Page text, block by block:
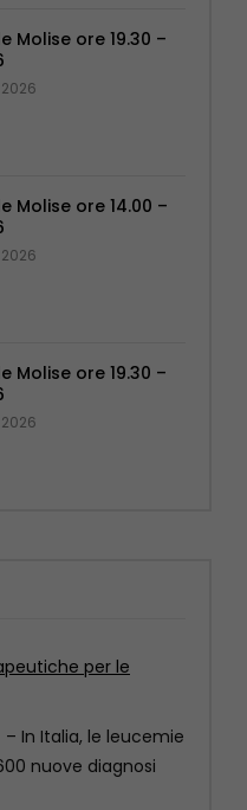
Molise ore 19.30 –
2026
Molise ore 14.00 –
2026
Molise ore 19.30 –
2026
a Catania due
– Il Dipartimento
Servizio
alla